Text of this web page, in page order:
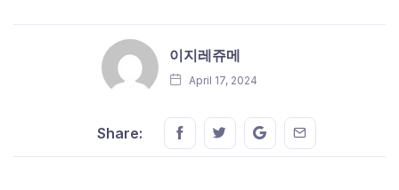
이지레쥬메
April 17, 2024
Share: Share this on FaceBook
Share this on Twitter
Share this on GMail
Share this on